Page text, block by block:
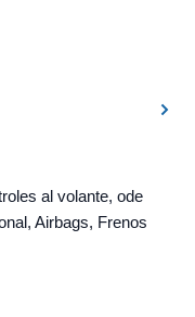
al volante, ode
Airbags, Frenos